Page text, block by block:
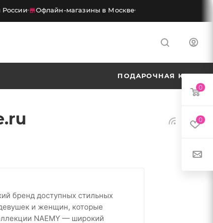
Офлайн-магазины в Москве
ПОДАРОЧНАЯ КАРТА
бренд доступных стильных
и женщин, которые
NAEMY — широкий
0
0